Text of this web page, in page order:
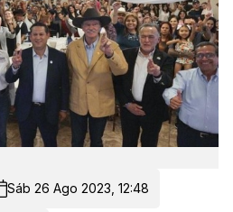
Sáb 26 Ago 2023, 12:48